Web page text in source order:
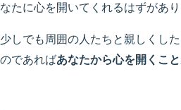
なたに心を開いてくれるはずがあり
少しでも周囲の人たちと親しくし
のであればあなたから心を開くこ